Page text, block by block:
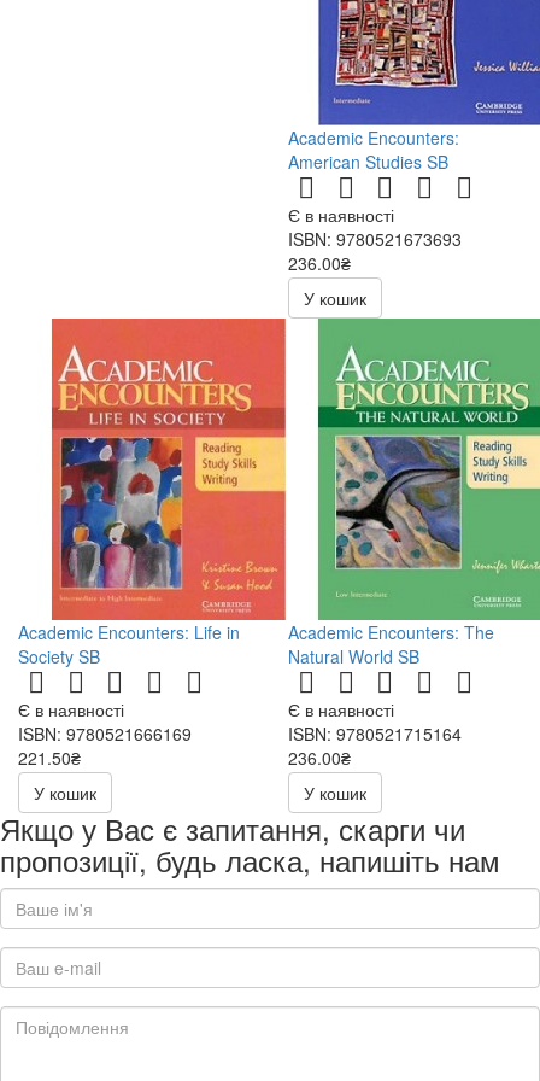
Academic Encounters:
American Studies SB
Є в наявності
ISBN: 9780521673693
236.00₴
472.00₴
У кошик
Academic Encounters: Life in
Society SB
Є в наявності
ISBN: 9780521666169
221.50₴
443.00₴
У кошик
Academic Encounters: The
Natural World SB
Є в наявності
ISBN: 9780521715164
236.00₴
472.00₴
У кошик
Якщо у Вас є запитання, скарги чи
пропозиції, будь ласка, напишіть нам